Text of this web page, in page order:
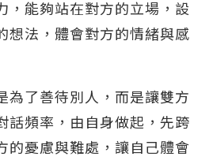
，能夠站在對方的立場，設
想法，體會對方的情緒與感
為了善待別人，而是讓雙方
話頻率，由自身做起，先跨
的憂慮與難處，讓自己體會